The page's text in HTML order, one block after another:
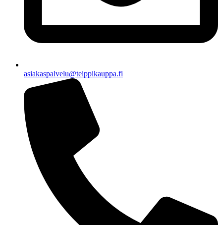
asiakaspalvelu@teippikauppa.fi